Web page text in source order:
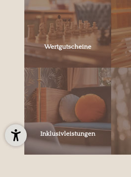
Wertgutscheine
Inklusivleistungen